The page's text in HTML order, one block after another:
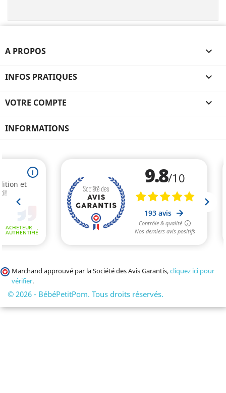
A PROPOS 
INFOS PRATIQUES 
VOTRE COMPTE 
INFORMATIONS
Marchand approuvé par la Société des Avis Garantis,cliquez ici pour
vérifier.
© 2026 - BébéPetitPom. Tous droits réservés.